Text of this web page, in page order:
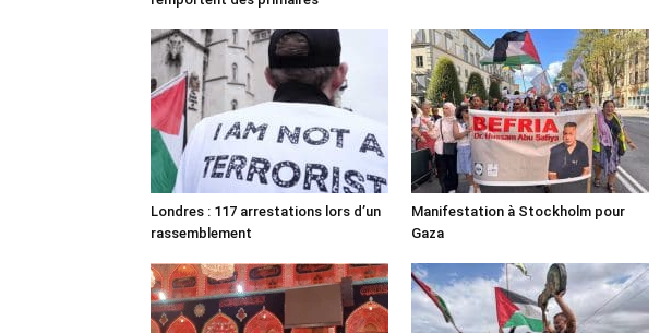
Londres : 117 arrestations lors d’un
rassemblement
Manifestation à Stockholm pour
Gaza